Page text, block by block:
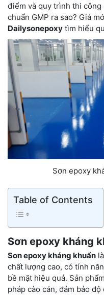
điểm và quy trình thi công
chuẩn GMP ra sao? Giá
Dailysonepoxy tìm hiểu
Sơn epoxy
Table of Contents
Sơn epoxy kháng
Sơn epoxy kháng khuẩn
chất lượng cao, có tính
bề mặt hiệu quả. Sản
pháp cào cán, đảm bảo